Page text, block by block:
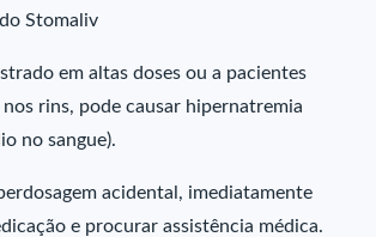
Stomaliv
em altas doses ou a pacientes
rins, pode causar hipernatremia
no sangue).
acidental, imediatamente
e procurar assistência médica.